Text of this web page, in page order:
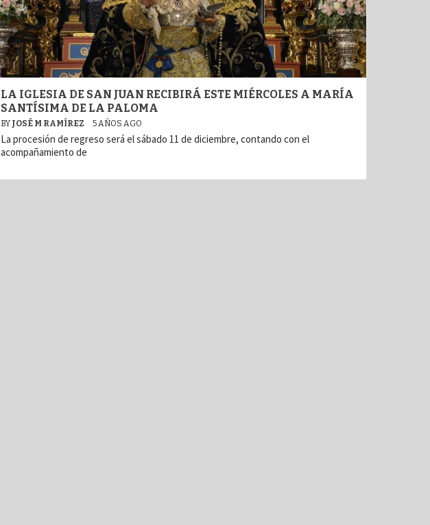
LA IGLESIA DE SAN JUAN RECIBIRÁ ESTE MIÉRCOLES A MARÍA
SANTÍSIMA DE LA PALOMA
BY JOSÉ M RAMÍREZ 5 AÑOS AGO
La procesión de regreso será el sábado 11 de diciembre, contando con el
acompañamiento de